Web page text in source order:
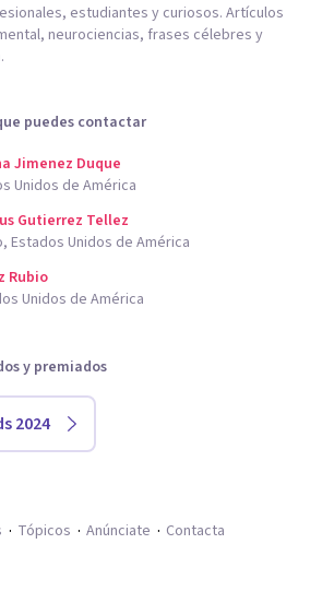
estudiantes y curiosos. Artículos
neurociencias, frases célebres y
puedes contactar
Jimenez Duque
Unidos de América
Gutierrez Tellez
Estados Unidos de América
Rubio
Unidos de América
y premiados
2024
Tópicos Anúnciate Contacta